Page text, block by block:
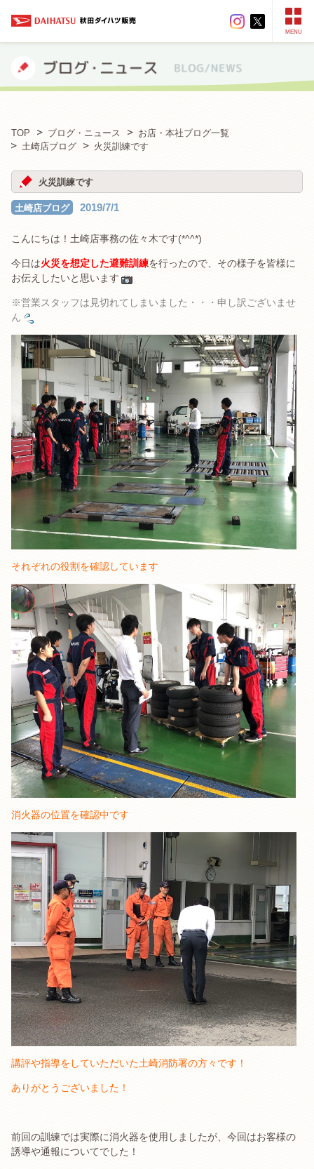
MENU
TOP ブログ・ニュース
お店・本社ブログ一覧
土崎店ブログ
火災訓練です
火災訓練です
土崎店ブログ 2019/7/1
こんにちは！土崎店事務の佐々木です(*^^*)
今日は火災を想定した避難訓練を行ったので、その様子を皆様に
お伝えしたいと思います
※営業スタッフは見切れてしまいました・・・申し訳ございませ
ん
それぞれの役割を確認しています
消火器の位置を確認中です
講評や指導をしていただいた土崎消防署の方々です！
ありがとうございました！
前回の訓練では実際に消火器を使用しましたが、今回はお客様の
誘導や通報についてでした！